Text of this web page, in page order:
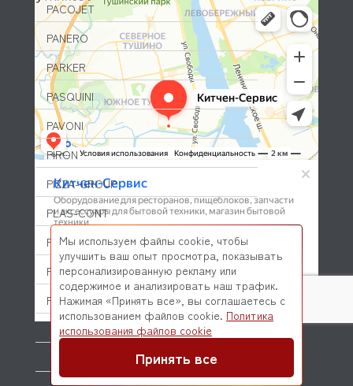
PACOJET
PANERO
PARKER
PASQUINI
PAVONI
PIRON
PIZZA-GROUP
PLAS-CONT
POLAIR (ПОЛАИР)
PONY
POPCAKE
PRATICA
© 2026 Kitchen-Service.com Интернет-магазин запчастей
и оборудования профессиональной кухни
Мы используем файлы cookie, чтобы
улучшить ваш опыт просмотра, показывать
персонализированную рекламу или
содержимое и анализировать наш трафик.
Нажимая «Принять все», вы соглашаетесь с
использованием файлов cookie. Политика
использования файлов cookie
Принять все